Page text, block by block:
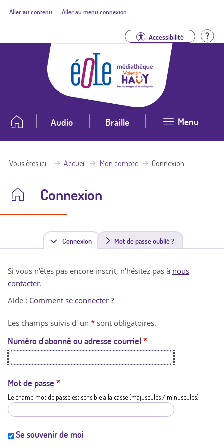
Aller au contenu Aller au menu connexion
Accessibilité
Audio Braille Menu
Vous êtes ici Accueil Mon compte Connexion
Connexion
Connexion(
n
t
a
t
i
Mot de passe oublié ?
Si vous n'êtes pas encore inscrit, n'hésitez pas à nous
contacter.
Aide : Comment se connecter ?
Les champs suivis d' un * sont obligatoires.
Numéro d'abonné ou adresse courriel *
Mot de passe *
Le champ mot de passe est sensible à la casse (majuscules / minuscules)
Se souvenir de moi